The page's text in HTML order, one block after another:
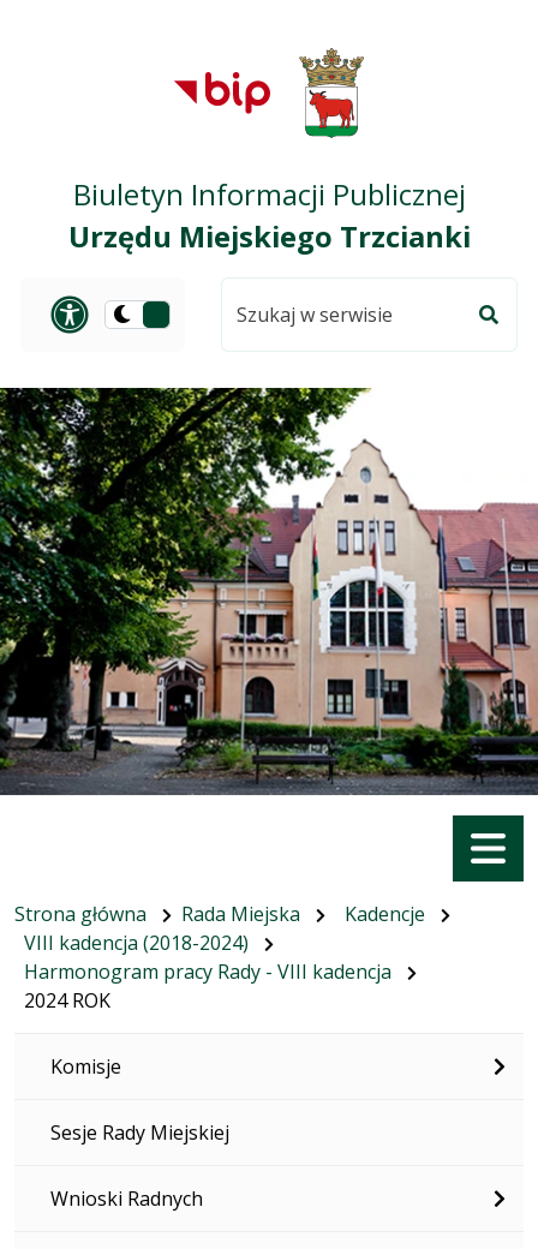
Przejdź do
głównego menu
Przejdź do treści
Przejdź do mapy
serwisu
Biuletyn Informacji Publicznej
Urzędu Miejskiego Trzcianki
Panel dostosowania
Przełącz
ciemną
serwisie
Menu
Strona główna Rada Miejska
Kadencje
VIII kadencja (2018-2024)
Harmonogram pracy Rady - VIII kadencja
2024 ROK
Komisje
Sesje Rady Miejskiej
Wnioski Radnych